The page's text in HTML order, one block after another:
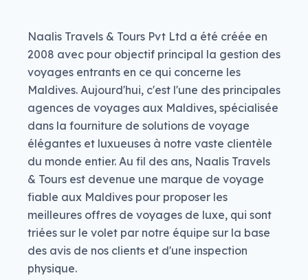
Naalis Travels & Tours Pvt Ltd a été créée en
2008 avec pour objectif principal la gestion des
voyages entrants en ce qui concerne les
Maldives. Aujourd'hui, c'est l'une des principales
agences de voyages aux Maldives, spécialisée
dans la fourniture de solutions de voyage
élégantes et luxueuses à notre vaste clientèle
du monde entier. Au fil des ans, Naalis Travels
& Tours est devenue une marque de voyage
fiable aux Maldives pour proposer les
meilleures offres de voyages de luxe, qui sont
triées sur le volet par notre équipe sur la base
des avis de nos clients et d'une inspection
physique.